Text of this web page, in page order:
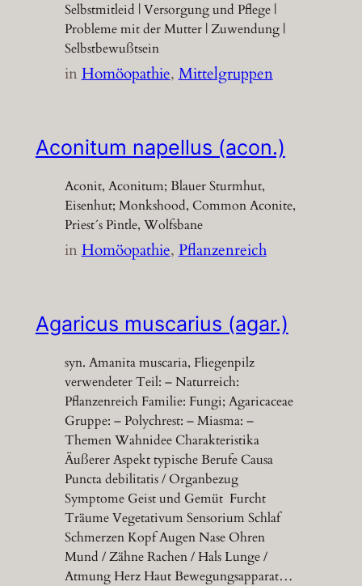
Selbstmitleid | Versorgung und Pflege |
Probleme mit der Mutter | Zuwendung |
Selbstbewußtsein
inHomöopathie, Mittelgruppen
Aconitum napellus (acon.)
Aconit, Aconitum; Blauer Sturmhut,
Eisenhut; Monkshood, Common Aconite,
Priest´s Pintle, Wolfsbane
inHomöopathie, Pflanzenreich
Agaricus muscarius (agar.)
syn. Amanita muscaria, Fliegenpilz
verwendeter Teil: – Naturreich:
Pflanzenreich Familie: Fungi; Agaricaceae
Gruppe: – Polychrest: – Miasma: –
Themen Wahnidee Charakteristika
Äußerer Aspekt typische Berufe Causa
Puncta debilitatis / Organbezug
Symptome Geist und Gemüt Furcht
Träume Vegetativum Sensorium Schlaf
Schmerzen Kopf Augen Nase Ohren
Mund / Zähne Rachen / Hals Lunge /
Atmung Herz Haut Bewegungsapparat…